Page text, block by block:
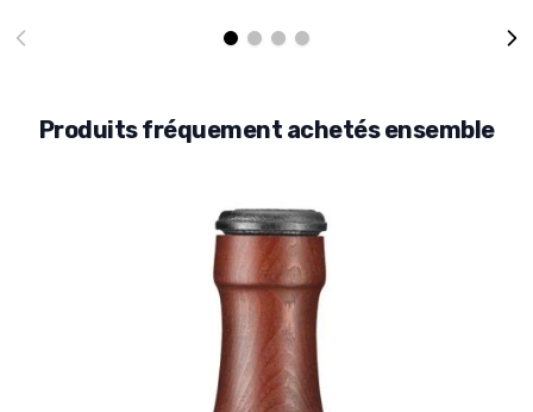
Produits fréquement achetés ensemble